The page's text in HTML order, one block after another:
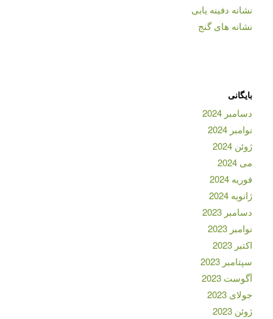
نشانه دفینه یابی
نشانه های گنج
بایگانی
دسامبر 2024
نوامبر 2024
ژوئن 2024
می 2024
فوریه 2024
ژانویه 2024
دسامبر 2023
نوامبر 2023
اکتبر 2023
سپتامبر 2023
آگوست 2023
جولای 2023
ژوئن 2023